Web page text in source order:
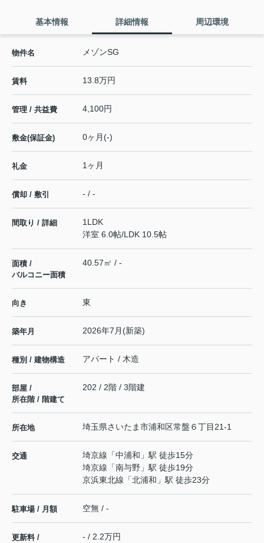
基本情報 詳細情報 周辺環境
物件名 メゾンSG
賃料 13.8万円
管理 / 共益費 4,100円
敷金(保証金) 0ヶ月(-)
礼金 1ヶ月
償却 / 敷引 - / -
間取り / 詳細
1LDK
洋室 6.0帖/LDK 10.5帖
面積 /
バルコニー面積
40.57㎡ / -
向き 東
築年月 2026年7月(新築)
種別 / 建物構造 アパート / 木造
部屋 /
所在階 / 階建て
202 / 2階 / 3階建
所在地 埼玉県さいたま市浦和区常盤 ６丁目21-1
交通 埼京線 「中浦和 」駅 徒歩15分
埼京線 「南与野 」駅 徒歩19分
京浜東北線 「北浦和 」駅 徒歩23分
駐車場 / 月額 空無 / -
更新料 /
- / 2.2万円